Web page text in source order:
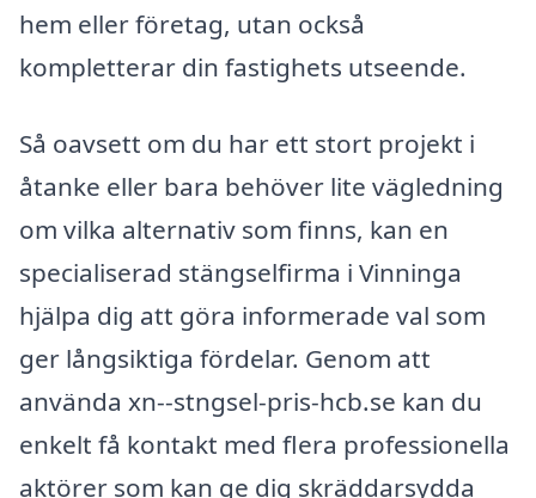
hem eller företag, utan också
kompletterar din fastighets utseende.
Så oavsett om du har ett stort projekt i
åtanke eller bara behöver lite vägledning
om vilka alternativ som finns, kan en
specialiserad stängselfirma i Vinninga
hjälpa dig att göra informerade val som
ger långsiktiga fördelar. Genom att
använda xn--stngsel-pris-hcb.se kan du
enkelt få kontakt med flera professionella
aktörer som kan ge dig skräddarsydda